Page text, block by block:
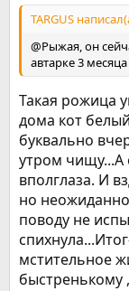
TARGUS
@Рыжая, он
автарке 3
Такая рожица
дома кот
буквально
утром чищу...А
вполглаза. И
но
поводу не
мстительное
быстренькому